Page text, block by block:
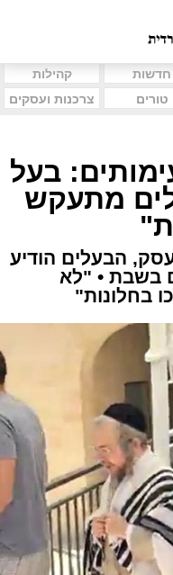
חדשות
קהילות
טורים צרכנות ועסקים
בעל
מתעקש
הבעלים הודיע
בשבת • "לא
בחלונות"